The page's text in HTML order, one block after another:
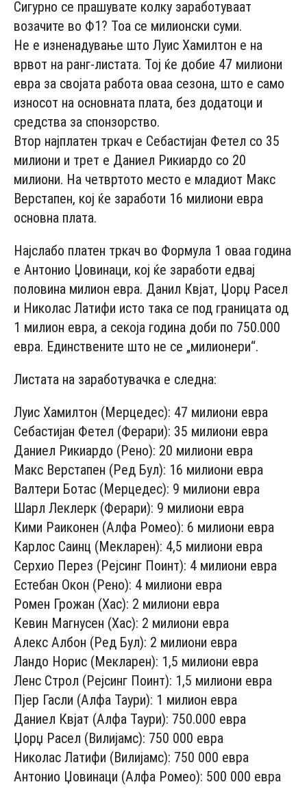
Сигурно се прашувате колку заработуваат
возачите во Ф1? Тоа се милионски суми.
Не е изненадување што Луис Хамилтон е на
врвот на ранг-листата. Тој ќе добие 47 милиони
евра за својата работа оваа сезона, што е само
износот на основната плата, без додатоци и
средства за спонзорство.
Втор најплатен тркач е Себастијан Фетел со 35
милиони и трет е Даниел Рикиардо со 20
милиони. На четвртото место е младиот Макс
Верстапен, кој ќе заработи 16 милиони евра
основна плата.
Најслабо платен тркач во Формула 1 оваа година
е Антонио Џовинаци, кој ќе заработи едвај
половина милион евра. Данил Квјат, Џорџ Расел
и Николас Латифи исто така се под границата од
1 милион евра, а секоја година доби по 750.000
евра. Единствените што не се „милионери“.
Листата на заработувачка е следна:
Луис Хамилтон (Мерцедес): 47 милиони евра
Себастијан Фетел (Ферари): 35 милиони евра
Даниел Рикиардо (Рено): 20 милиони евра
Макс Верстапен (Ред Бул): 16 милиони евра
Валтери Ботас (Мерцедес): 9 милиони евра
Шарл Леклерк (Ферари): 9 милиони евра
Кими Раиконен (Алфа Ромео): 6 милиони евра
Карлос Саинц (Мекларен): 4,5 милиони евра
Серхио Перез (Рејсинг Поинт): 4 милиони евра
Естебан Окон (Рено): 4 милиони евра
Ромен Грожан (Хас): 2 милиони евра
Кевин Магнусен (Хас): 2 милиони евра
Алекс Албон (Ред Бул): 2 милиони евра
Ландо Норис (Мекларен): 1,5 милиони евра
Ленс Строл (Рејсинг Поинт): 1,5 милиони евра
Пјер Гасли (Алфа Таури): 1 милион евра
Даниел Квјат (Алфа Таури): 750.000 евра
Џорџ Расел (Вилијамс): 750 000 евра
Николас Латифи (Вилијамс): 750 000 евра
Антонио Џовинаци (Алфа Ромео): 500 000 евра